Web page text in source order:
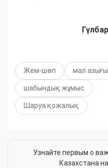
Жем-шөп мал азығы
шабындық жұмыс
Шаруа қожалық
Узнайте первым о
Казахстана